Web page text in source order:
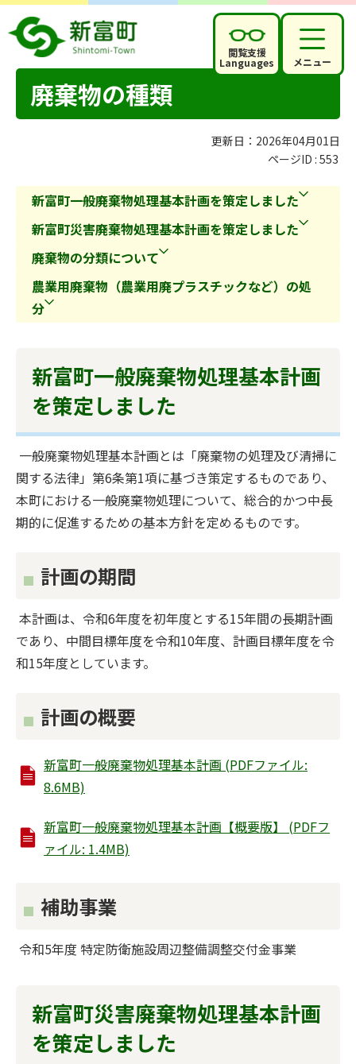
閲覧支援
Languages メニュー
廃棄物の種類
更新日：2026年04月01日
ページID : 553
新富町一般廃棄物処理基本計画を策定しました
新富町災害廃棄物処理基本計画を策定しました
廃棄物の分類について
農業用廃棄物（農業用廃プラスチックなど）の処
分
新富町一般廃棄物処理基本計画
を策定しました
一般廃棄物処理基本計画とは「廃棄物の処理及び清掃に
関する法律」第6条第1項に基づき策定するものであり、
本町における一般廃棄物処理について、総合的かつ中長
期的に促進するための基本方針を定めるものです。
計画の期間
本計画は、令和6年度を初年度とする15年間の長期計画
であり、中間目標年度を令和10年度、計画目標年度を令
和15年度としています。
計画の概要
新富町一般廃棄物処理基本計画 (PDFファイル:
8.6MB)
新富町一般廃棄物処理基本計画【概要版】 (PDFフ
ァイル: 1.4MB)
補助事業
令和5年度 特定防衛施設周辺整備調整交付金事業
新富町災害廃棄物処理基本計画
を策定しました